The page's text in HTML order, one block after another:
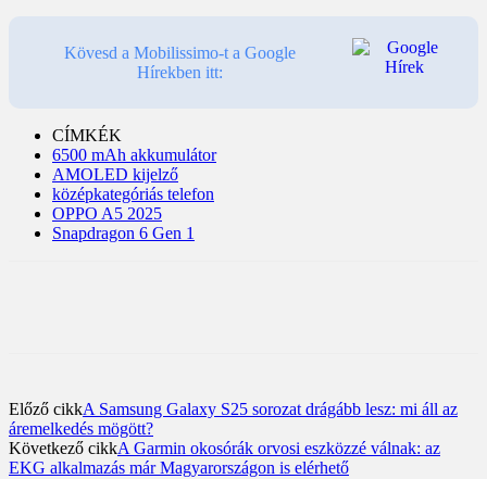
Kövesd a Mobilissimo-t a Google
Hírekben itt:
CÍMKÉK
6500 mAh akkumulátor
AMOLED kijelző
középkategóriás telefon
OPPO A5 2025
Snapdragon 6 Gen 1
Előző cikkA Samsung Galaxy S25 sorozat drágább lesz: mi áll az
áremelkedés mögött?
Következő cikkA Garmin okosórák orvosi eszközzé válnak: az
EKG alkalmazás már Magyarországon is elérhető